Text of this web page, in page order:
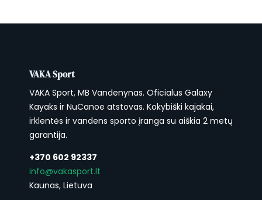
VAKA Sport
VAKA Sport, MB Vandenynas. Oficialus Galaxy
Kayaks ir NuCanoe atstovas. Kokybiški kajakai,
irklentės ir vandens sporto įranga su aiškia 2 metų
garantija.
+370 602 92337
info@vakasport.lt
Kaunas, Lietuva